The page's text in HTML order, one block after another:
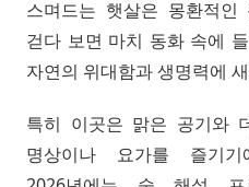
스며드는 햇살은 몽환적인
걷다 보면 마치 동화 속에
자연의 위대함과 생명력에
특히 이곳은 맑은 공기와
명상이나 요가를 즐기